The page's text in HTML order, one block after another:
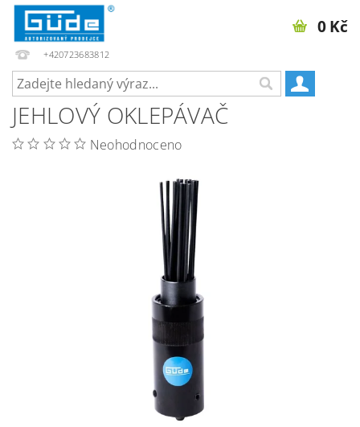
+420723683812
0 Kč
JEHLOVÝ OKLEPÁVAČ
Neohodnoceno